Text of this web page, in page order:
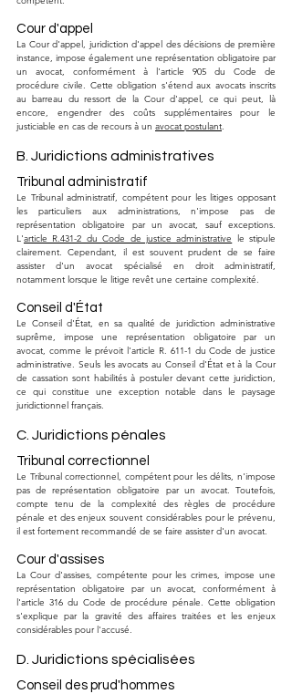
Cour d'appel
La Cour d'appel, juridiction d'appel des décisions de première
instance, impose également une représentation obligatoire par
un avocat, conformément à l'article 905 du Code de
procédure civile. Cette obligation s'étend aux avocats inscrits
au barreau du ressort de la Cour d'appel, ce qui peut, là
encore, engendrer des coûts supplémentaires pour le
justiciable en cas de recours à un avocat postulant.
B. Juridictions administratives
Tribunal administratif
Le Tribunal administratif, compétent pour les litiges opposant
les particuliers aux administrations, n'impose pas de
représentation obligatoire par un avocat, sauf exceptions.
L'article R.431-2 du Code de justice administrative le stipule
clairement. Cependant, il est souvent prudent de se faire
assister d'un avocat spécialisé en droit administratif,
notamment lorsque le litige revêt une certaine complexité.
Conseil d'État
Le Conseil d'État, en sa qualité de juridiction administrative
suprême, impose une représentation obligatoire par un
avocat, comme le prévoit l'article R. 611-1 du Code de justice
administrative. Seuls les avocats au Conseil d'État et à la Cour
de cassation sont habilités à postuler devant cette juridiction,
ce qui constitue une exception notable dans le paysage
juridictionnel français.
C. Juridictions pénales
Tribunal correctionnel
Le Tribunal correctionnel, compétent pour les délits, n'impose
pas de représentation obligatoire par un avocat. Toutefois,
compte tenu de la complexité des règles de procédure
pénale et des enjeux souvent considérables pour le prévenu,
il est fortement recommandé de se faire assister d'un avocat.
Cour d'assises
La Cour d'assises, compétente pour les crimes, impose une
représentation obligatoire par un avocat, conformément à
l'article 316 du Code de procédure pénale. Cette obligation
s'explique par la gravité des affaires traitées et les enjeux
considérables pour l'accusé.
D. Juridictions spécialisées
Conseil des prud'hommes